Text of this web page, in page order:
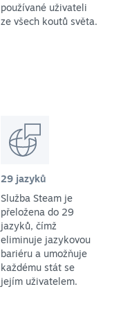
používané uživateli
ze všech koutů světa.
29 jazyků
Služba Steam je
přeložena do 29
jazyků, čímž
eliminuje jazykovou
bariéru a umožňuje
každému stát se
jejím uživatelem.